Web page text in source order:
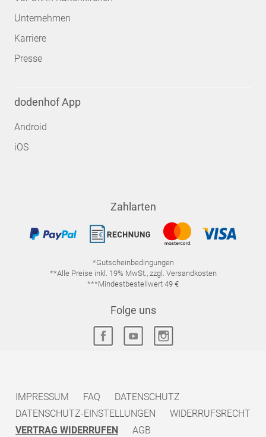
Unternehmen
Karriere
Presse
dodenhof App
Android
iOS
Zahlarten
*Gutscheinbedingungen
**Alle Preise inkl. 19% MwSt., zzgl. Versandkosten
***Mindestbestellwert 49 €
Folge uns
IMPRESSUM FAQ
DATENSCHUTZ
DATENSCHUTZ-EINSTELLUNGEN
WIDERRUFSRECHT
VERTRAG WIDERRUFEN
AGB